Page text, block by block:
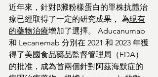
近年來，針對β澱粉樣蛋白的單株抗體治
療已經取得了一定的研究成果， 為現有
的藥物治療增加了選擇。 Aducanumab
和 Lecanemab 分別在 2021 和 2023 年獲
得了美國食品藥品監督管理局（FDA）
的批准，成為首兩個針對阿茲海默症的